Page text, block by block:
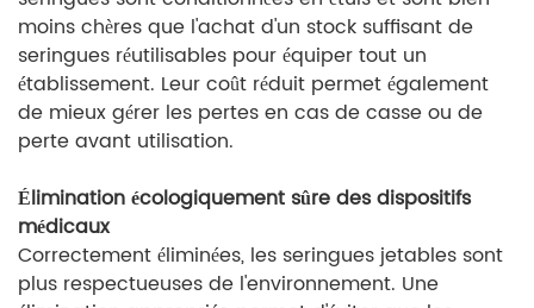
moins chères que l'achat d'un stock suffisant de
seringues réutilisables pour équiper tout un
établissement. Leur coût réduit permet également
de mieux gérer les pertes en cas de casse ou de
perte avant utilisation.
Élimination écologiquement sûre des dispositifs
médicaux
Correctement éliminées, les seringues jetables sont
plus respectueuses de l'environnement. Une